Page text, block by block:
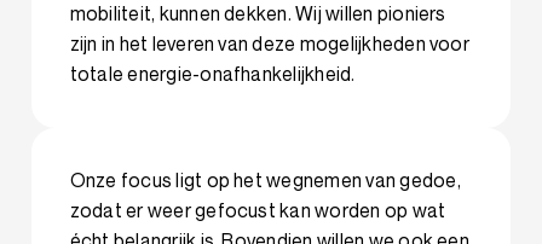
mobiliteit, kunnen dekken. Wij willen pioniers
zijn in het leveren van deze mogelijkheden voor
totale energie-onafhankelijkheid.
Onze focus ligt op het wegnemen van gedoe,
zodat er weer gefocust kan worden op wat